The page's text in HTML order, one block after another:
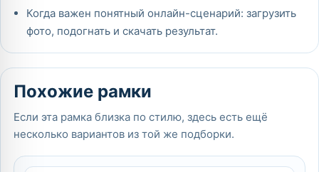
Когда важен понятный онлайн-сценарий: загрузить
фото, подогнать и скачать результат.
Похожие рамки
Если эта рамка близка по стилю, здесь есть ещё
несколько вариантов из той же подборки.